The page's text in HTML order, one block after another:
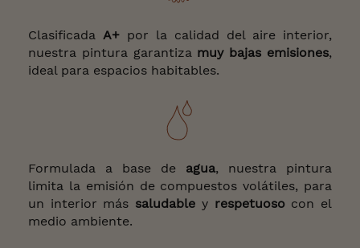
Clasificada A+por la calidad del aire interior,
nuestra pintura garantiza muy bajas emisiones,
ideal para espacios habitables.
Formulada a base de agua, nuestra pintura
limita la emisión de compuestos volátiles, para
un interior más saludable y respetuosocon el
medio ambiente.